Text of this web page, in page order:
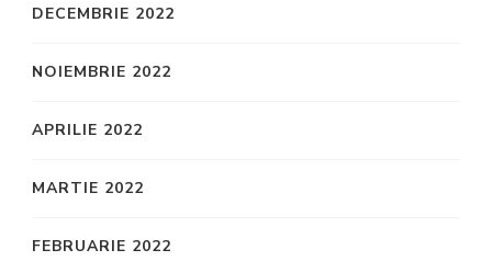
DECEMBRIE 2022
NOIEMBRIE 2022
APRILIE 2022
MARTIE 2022
FEBRUARIE 2022